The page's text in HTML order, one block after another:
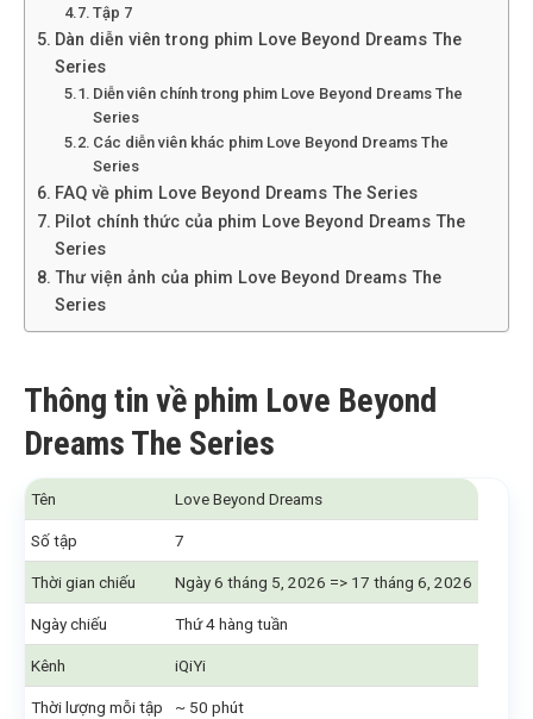
Tập 7
Dàn diễn viên trong phim Love Beyond Dreams The
Series
Diễn viên chính trong phim Love Beyond Dreams The
Series
Các diễn viên khác phim Love Beyond Dreams The
Series
FAQ về phim Love Beyond Dreams The Series
Pilot chính thức của phim Love Beyond Dreams The
Series
Thư viện ảnh của phim Love Beyond Dreams The
Series
Thông tin về phim Love Beyond
Dreams The Series
Tên Love Beyond Dreams
Số tập 7
Thời gian chiếu Ngày 6 tháng 5, 2026 => 17 tháng 6, 2026
Ngày chiếu Thứ 4 hàng tuần
Kênh iQiYi
Thời lượng mỗi tập ~ 50 phút